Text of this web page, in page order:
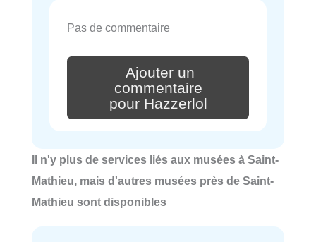
Pas de commentaire
Ajouter un
commentaire
pour Hazzerlol
Il n'y plus de services liés aux musées à Saint-
Mathieu, mais d'autres musées près de Saint-
Mathieu sont disponibles